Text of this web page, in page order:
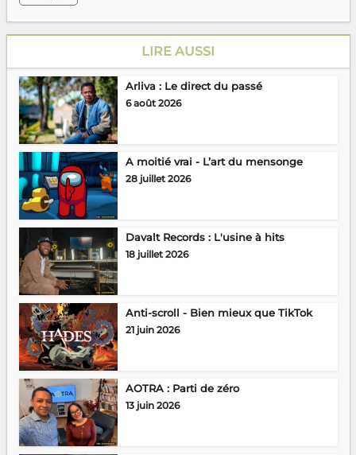
LIRE AUSSI
Arliva : Le direct du passé
6 août 2026
A moitié vrai - L’art du mensonge
28 juillet 2026
Davalt Records : L'usine à hits
18 juillet 2026
Anti-scroll - Bien mieux que TikTok
21 juin 2026
AOTRA : Parti de zéro
13 juin 2026